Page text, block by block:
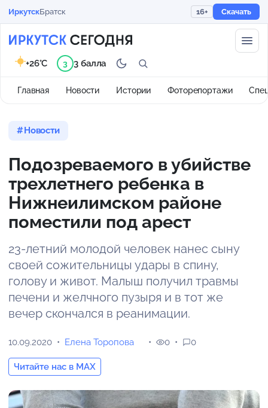
ИркутскБратск 16+ Скачать
Главная Новости Истории Фоторепортажи
+26°C 3 3 балла
Новости
Подозреваемого в убийстве
трехлетнего ребенка в
Нижнеилимском районе
поместили под арест
23-летний молодой человек нанес сыну
своей сожительницы удары в спину,
голову и живот. Малыш получил травмы
печени и желчного пузыря и в тот же
вечер скончался в реанимации.
10.09.2020 Елена Торопова
Читайте нас в MAX
0 0